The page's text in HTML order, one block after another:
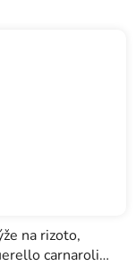
na rizoto,
carnaroli